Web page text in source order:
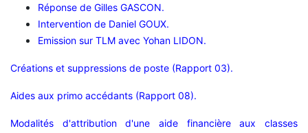
Réponse de Gilles GASCON.
Intervention de Daniel GOUX.
Emission sur TLM avec Yohan LIDON.
Créations et suppressions de poste (Rapport 03).
Aides aux primo accédants (Rapport 08).
Modalités d'attribution d'une aide financière aux classes